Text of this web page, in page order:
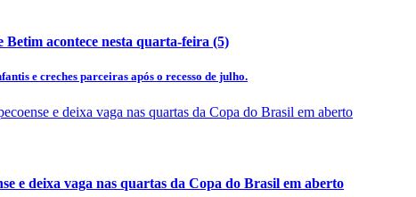
acontece nesta quarta-feira (5)
e creches parceiras após o recesso de julho.
e deixa vaga nas quartas da Copa do Brasil em aberto